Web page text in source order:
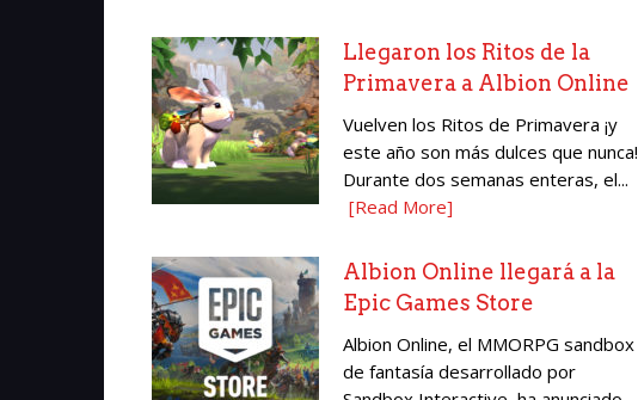
Llegaron los Ritos de la
Primavera a Albion Online
Vuelven los Ritos de Primavera ¡y
este año son más dulces que nunca!
Durante dos semanas enteras, el...
[Read More]
Albion Online llegará a la
Epic Games Store
Albion Online, el MMORPG sandbox
de fantasía desarrollado por